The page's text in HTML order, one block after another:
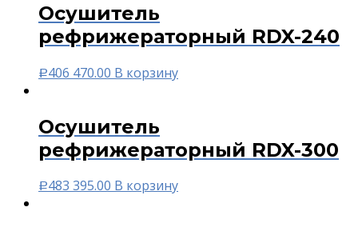
Осушитель
рефрижераторный RDX-240
Р406 470.00 В корзину
Осушитель
рефрижераторный RDX-300
Р483 395.00 В корзину